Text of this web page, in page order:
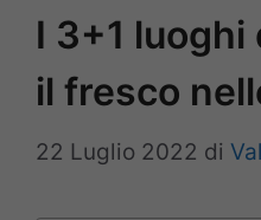
I 3+1 luoghi
il fresco
22 Luglio 2022 di